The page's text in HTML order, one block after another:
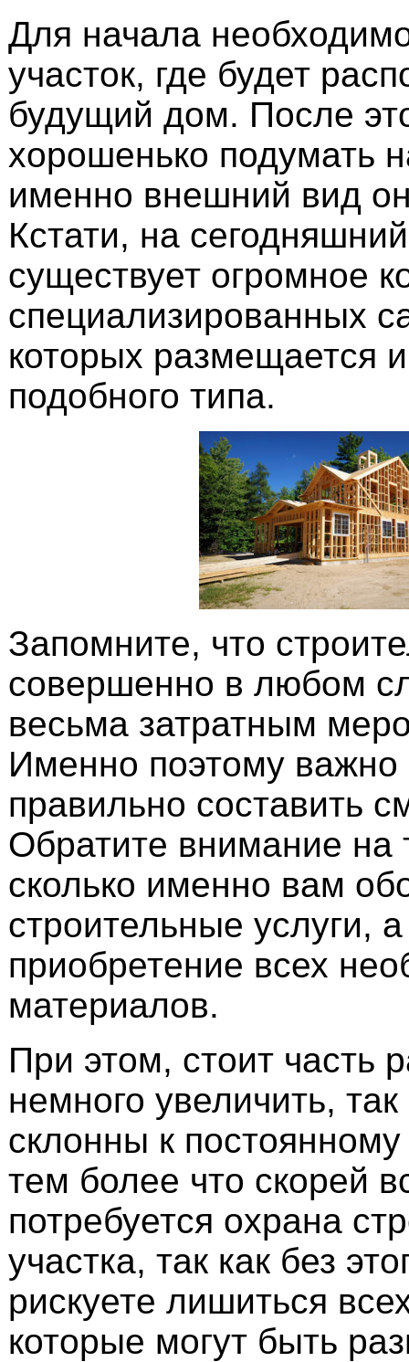
Для начала
участок, где будет
будущий дом. После
хорошенько подумать
именно внешний вид
Кстати, на
существует огромное
специализированных
которых размещается
подобного типа.
Запомните, что
совершенно в любом
весьма затратным
Именно поэтому важно
правильно составить
Обратите внимание на
сколько именно вам
строительные услуги,
приобретение всех
материалов.
При этом, стоит часть
немного увеличить,
склонны к
тем более что скорей
потребуется охрана
участка, так как без
рискуете лишиться
которые могут быть